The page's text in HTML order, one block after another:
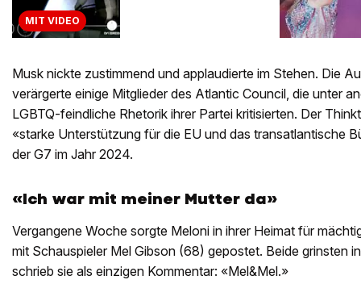
MIT VIDEO
Musk nickte zustimmend und applaudierte im Stehen. Die
verärgerte einige Mitglieder des Atlantic Council, die unter
LGBTQ-feindliche Rhetorik ihrer Partei kritisierten. Der
«starke Unterstützung für die EU und das transatlantische
der G7 im Jahr 2024.
«Ich war mit meiner Mutter da»
Vergangene Woche sorgte Meloni in ihrer Heimat für
mit Schauspieler Mel Gibson (68) gepostet. Beide grinsten
schrieb sie als einzigen Kommentar: «Mel&Mel.»